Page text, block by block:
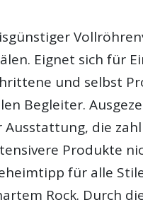
Eignet sich für
und selbst
Begleiter.
Ausstattung, die
Produkte
für alle
Rock. Durch